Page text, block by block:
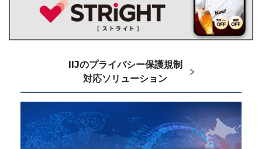
IIJのプライバシー保護規制
対応ソリューション